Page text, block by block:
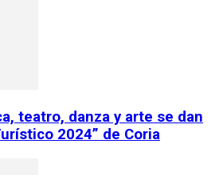
teatro, danza y arte se dan
2024” de Coria